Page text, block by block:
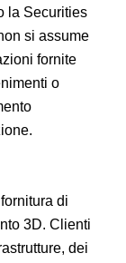
la Securities
si assume
fornite
o
di
3D. Clienti
dei